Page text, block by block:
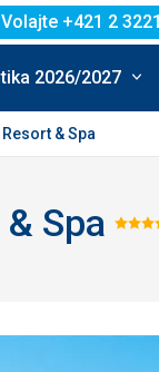
Volajte +421 2
2026/2027
& Spa
Spa